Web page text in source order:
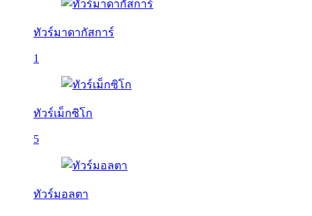
ทัวร์มาดากัสการ์
1
ทัวร์เม็กซิโก
5
ทัวร์มอลตา